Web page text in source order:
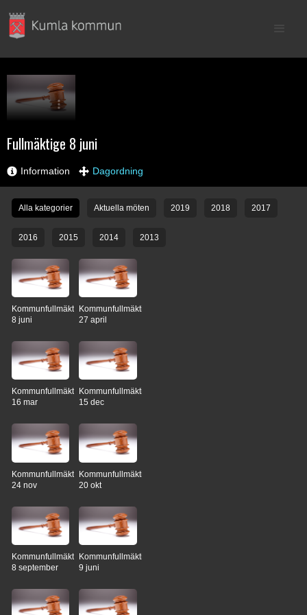
Fullmäktige 8 juni
Information Dagordning
Alla kategorier Aktuella möten 2019 2018 2017
2016 2015 2014 2013
Kommunfullmäktige
8 juni
Kommunfullmäktige
27 april
Kommunfullmäktige
16 mar
Kommunfullmäktige
15 dec
Kommunfullmäktige
24 nov
Kommunfullmäktige
20 okt
Kommunfullmäktige
8 september
Kommunfullmäktige
9 juni